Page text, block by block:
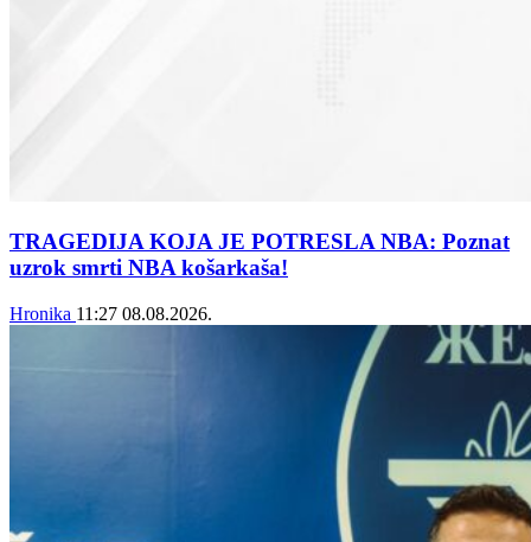
TRAGEDIJA KOJA JE POTRESLA NBA: Poznat
uzrok smrti NBA košarkaša!
Hronika 11:27 08.08.2026.